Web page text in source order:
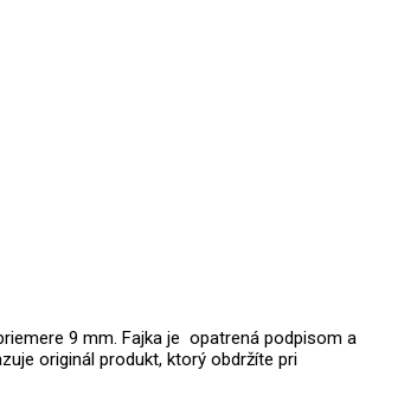
9 mm. Fajka je opatrená podpisom a
originál produkt, ktorý obdržíte pri